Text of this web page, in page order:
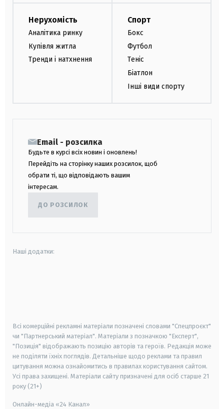
Нерухомість
Аналітика ринку
Купівля житла
Тренди і натхнення
Спорт
Бокс
Футбол
Теніс
Біатлон
Інші види спорту
Email - розсилка
Будьте в курсі всіх новин і оновлень!
Перейдіть на сторінку наших розсилок, щоб
обрати ті, що відповідають вашим
інтересам.
ДО РОЗСИЛОК
Наші додатки:
Всі комерційні рекламні матеріали позначені словами "Спецпроєкт"
чи "Партнерський матеріал". Матеріали з позначкою "Експерт",
"Позиція" відображають позицію авторів та героїв. Редакція може
не поділяти їхніх поглядів. Детальніше щодо реклами та правил
цитування можна ознайомитись в правилах користування сайтом.
Усі права захищені. Матеріали сайту призначені для осіб старше 21
року (21+)
Онлайн-медіа «24 Канал»